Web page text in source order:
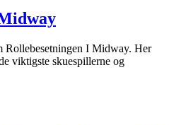
Rollebesetningen I Midway. Her
viktigste skuespillerne og